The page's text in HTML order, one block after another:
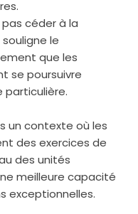
céder à la
le
que les
se poursuivre
particulière.
un contexte où les
des exercices de
des unités
meilleure capacité
exceptionnelles.